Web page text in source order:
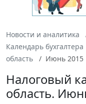
Новости и аналитика
Календарь бухгалтера
область
Июнь 2015
Налоговый
область.